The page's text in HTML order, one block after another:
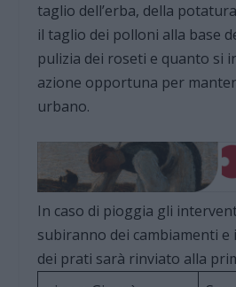
taglio dell’erba, della
il taglio dei polloni alla base
pulizia dei roseti e quanto si
azione opportuna per
urbano.
In caso di pioggia gli
subiranno dei cambiamenti e
dei prati sarà rinviato alla